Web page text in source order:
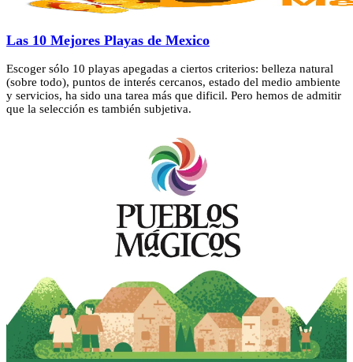
Las 10 Mejores Playas de Mexico
Escoger sólo 10 playas apegadas a ciertos criterios: belleza natural
(sobre todo), puntos de interés cercanos, estado del medio ambiente
y servicios, ha sido una tarea más que dificil. Pero hemos de admitir
que la selección es también subjetiva.